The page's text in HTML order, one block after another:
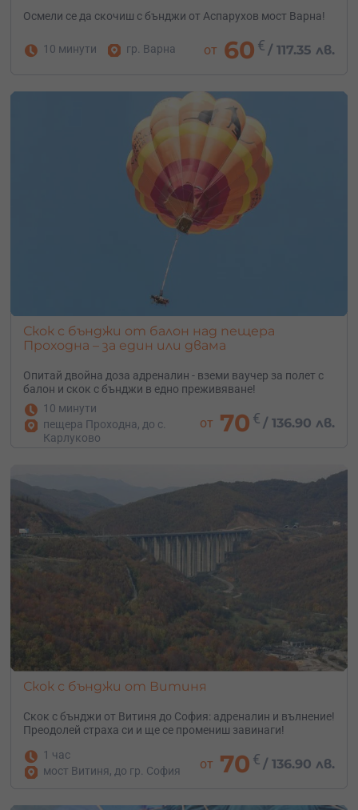
Осмели се да скочиш с бънджи от Аспарухов мост Варна!
10 минути гр. Варна от 60 € / 117.35 лв.
Скок с бънджи от балон над пещера
Проходна – за един или двама
Опитай двойна доза адреналин - вземи ваучер за полет с
балон и скок с бънджи в едно преживяване!
10 минути
пещера Проходна, до с.
Карлуково
от 70 € / 136.90 лв.
Скок с бънджи от Витиня
Скок с бънджи от Витиня до София: адреналин и вълнение!
Преодолей страха си и ще се промениш завинаги!
1 час
мост Витиня, до гр. София
от 70 € /136.90 лв.